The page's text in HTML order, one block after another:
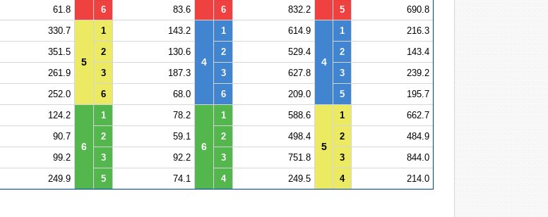
61.8 6 83.6 6 832.2 5 690.8
330.7
5
1 143.2
4
1 614.9
4
1
216.3
351.5 2 130.6 2 529.4 2
143.4
261.9 3 187.3 3 627.8 3
239.2
252.0 6 68.0 6 209.0 5 195.7
124.2
6
1 78.2
6
1 588.6
5
1
662.7
90.7 2 59.1 2 498.4 2
484.9
99.2 3 92.2 3 751.8 3
844.0
249.9 5 74.1 4 249.5 4 214.0